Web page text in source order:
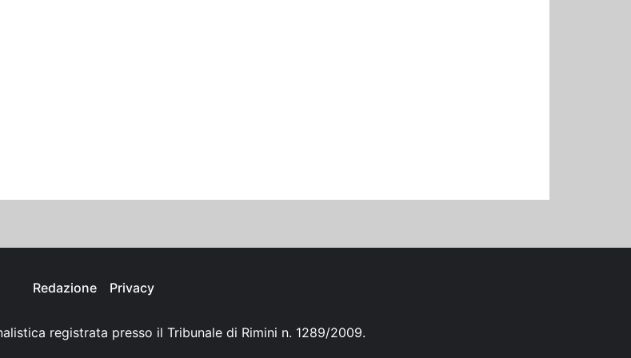
Redazione Privacy
registrata presso il Tribunale di Rimini n. 1289/2009.